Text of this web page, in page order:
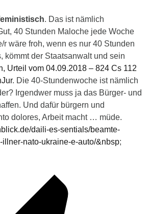
. Das ist nämlich
40 Stunden Maloche jede Woche
wäre froh, wenn es nur 40 Stunden
kömmt der Staatsanwalt und sein
Urteil vom 04.09.2018 – 824 Cs 112
. Die 40-Stundenwoche ist nämlich
Irgendwer muss ja das Bürger- und
Und dafür bürgern und
dolores, Arbeit macht … müde.
daili-es-sentials/beamte-
nato-ukraine-e-auto/&nbsp;